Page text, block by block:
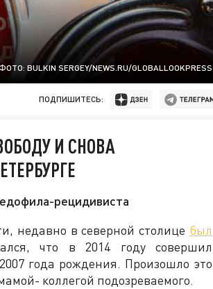
BULKIN SERGEY/NEWS.RU/GLOBALLOOKPRESS
ПОДПИШИТЕСЬ:
И СНОВА
рецидивиста
недавно в северной столице был
что в 2014 году совершил
года рождения. Произошло это
коллегой подозреваемого.